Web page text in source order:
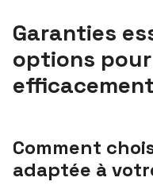
Garanties
options
Comment
adaptée à